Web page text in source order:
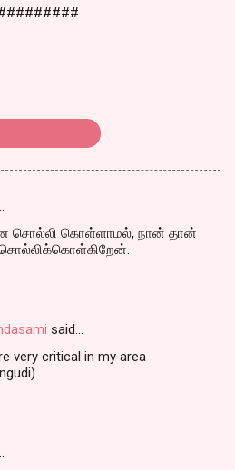
சொல்லி கொள்ளாமல், நான் தான்
said…
very critical in my area